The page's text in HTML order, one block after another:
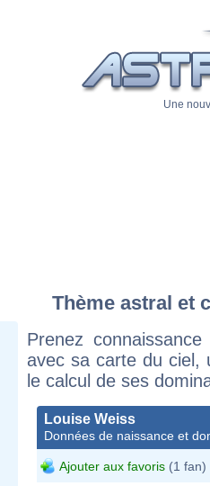
Une
Thème astral et
Prenez
avec sa carte du ciel,
le calcul de ses
Louise Weiss
Données de naissance et
Ajouter aux favoris (1 fan)